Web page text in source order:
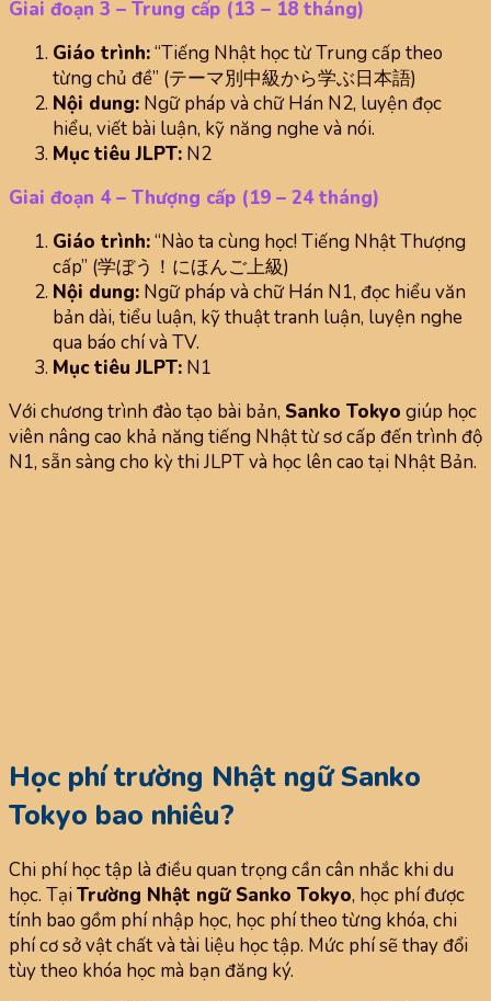
Giai đoạn 3 – Trung cấp (13 – 18 tháng)
Giáo trình:“Tiếng Nhật học từ Trung cấp theo
từng chủ đề” (テーマ別中級から学ぶ日本語)
Nội dung: Ngữ pháp và chữ Hán N2, luyện đọc
hiểu, viết bài luận, kỹ năng nghe và nói.
Mục tiêu JLPT: N2
Giai đoạn 4 – Thượng cấp (19 – 24 tháng)
Giáo trình:“Nào ta cùng học! Tiếng Nhật Thượng
cấp” (学ぼう！にほんご上級)
Nội dung: Ngữ pháp và chữ Hán N1, đọc hiểu văn
bản dài, tiểu luận, kỹ thuật tranh luận, luyện nghe
qua báo chí và TV.
Mục tiêu JLPT: N1
Với chương trình đào tạo bài bản, Sanko Tokyo giúp học
viên nâng cao khả năng tiếng Nhật từ sơ cấp đến trình độ
N1, sẵn sàng cho kỳ thi JLPT và học lên cao tại Nhật Bản.
Học phí trường Nhật ngữ Sanko
Tokyo bao nhiêu?
Chi phí học tập là điều quan trọng cần cân nhắc khi du
học. TạiTrường Nhật ngữ Sanko Tokyo, học phí được
tính bao gồm phí nhập học, học phí theo từng khóa, chi
phí cơ sở vật chất và tài liệu học tập. Mức phí sẽ thay đổi
tùy theo khóa học mà bạn đăng ký.